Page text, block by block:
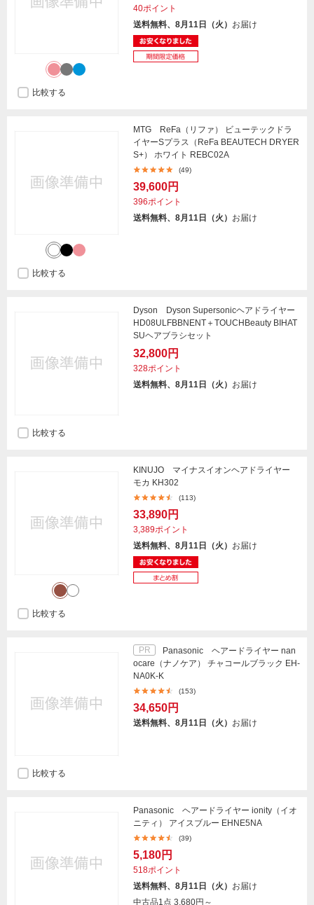
40ポイント
送料無料、8月11日（火） お届け
比較する
MTG ReFa（リファ） ビューテックドラ
イヤーSプラス（ReFa BEAUTECH DRYER
S+） ホワイト REBC02A
(49)
39,600円
396ポイント
送料無料、8月11日（火） お届け
比較する
Dyson Dyson Supersonicヘアドライヤー
HD08ULFBBNENT＋TOUCHBeauty BIHAT
SUヘアブラシセット
32,800円
328ポイント
送料無料、8月11日（火） お届け
比較する
KINUJO マイナスイオンヘアドライヤー
モカ KH302
(113)
33,890円
3,389ポイント
送料無料、8月11日（火） お届け
比較する
PR
Panasonic ヘアードライヤー nan
ocare（ナノケア） チャコールブラック EH-
NA0K-K
(153)
34,650円
送料無料、8月11日（火） お届け
比較する
Panasonic ヘアードライヤー ionity（イオ
ニティ） アイスブルー EHNE5NA
(39)
5,180円
518ポイント
送料無料、8月11日（火） お届け
中古品1点 3,680円～